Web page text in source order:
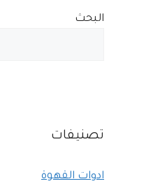
البحث
تصنيفات
ادوات القهوة